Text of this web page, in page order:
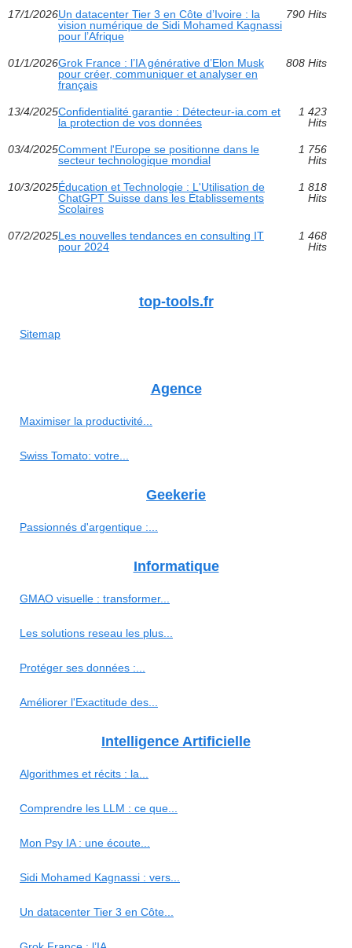
17/1/2026Un datacenter Tier 3 en Côte d’Ivoire : la
vision numérique de Sidi Mohamed Kagnassi
pour l’Afrique
790 Hits
01/1/2026Grok France : l’IA générative d’Elon Musk
pour créer, communiquer et analyser en
français
808 Hits
13/4/2025Confidentialité garantie : Détecteur-ia.com et
la protection de vos données
1 423
Hits
03/4/2025Comment l'Europe se positionne dans le
secteur technologique mondial
1 756
Hits
10/3/2025Éducation et Technologie : L'Utilisation de
ChatGPT Suisse dans les Établissements
Scolaires
1 818
Hits
07/2/2025Les nouvelles tendances en consulting IT
pour 2024
1 468
Hits
top-tools.fr
Sitemap
Agence
Maximiser la productivité...
Swiss Tomato: votre...
Geekerie
Passionnés d'argentique :...
Informatique
GMAO visuelle : transformer...
Les solutions reseau les plus...
Protéger ses données :...
Améliorer l'Exactitude des...
Intelligence Artificielle
Algorithmes et récits : la...
Comprendre les LLM : ce que...
Mon Psy IA : une écoute...
Sidi Mohamed Kagnassi : vers...
Un datacenter Tier 3 en Côte...